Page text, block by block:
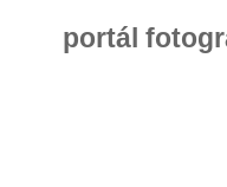
portál